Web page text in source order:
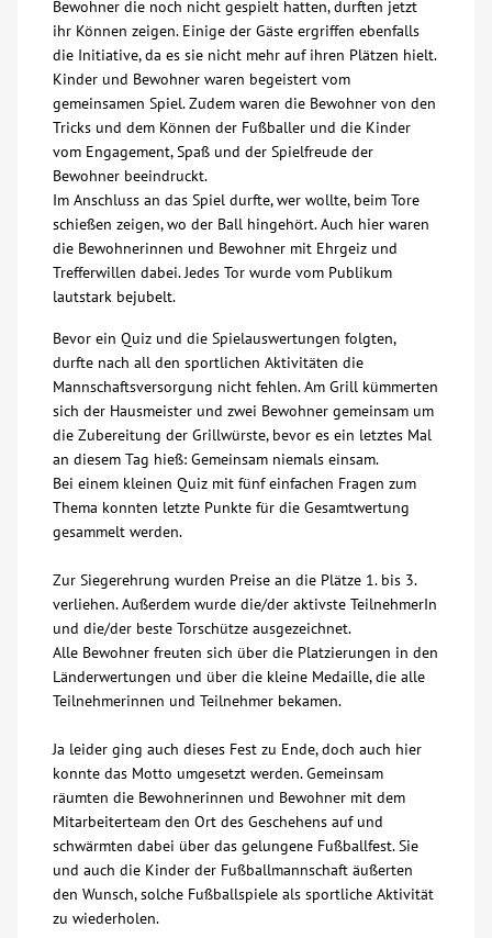
Bewohner die noch nicht gespielt hatten, durften jetzt
ihr Können zeigen. Einige der Gäste ergriffen ebenfalls
die Initiative, da es sie nicht mehr auf ihren Plätzen hielt.
Kinder und Bewohner waren begeistert vom
gemeinsamen Spiel. Zudem waren die Bewohner von den
Tricks und dem Können der Fußballer und die Kinder
vom Engagement, Spaß und der Spielfreude der
Bewohner beeindruckt.
Im Anschluss an das Spiel durfte, wer wollte, beim Tore
schießen zeigen, wo der Ball hingehört. Auch hier waren
die Bewohnerinnen und Bewohner mit Ehrgeiz und
Trefferwillen dabei. Jedes Tor wurde vom Publikum
lautstark bejubelt.
Bevor ein Quiz und die Spielauswertungen folgten,
durfte nach all den sportlichen Aktivitäten die
Mannschaftsversorgung nicht fehlen. Am Grill kümmerten
sich der Hausmeister und zwei Bewohner gemeinsam um
die Zubereitung der Grillwürste, bevor es ein letztes Mal
an diesem Tag hieß: Gemeinsam niemals einsam.
Bei einem kleinen Quiz mit fünf einfachen Fragen zum
Thema konnten letzte Punkte für die Gesamtwertung
gesammelt werden.
Zur Siegerehrung wurden Preise an die Plätze 1. bis 3.
verliehen. Außerdem wurde die/der aktivste TeilnehmerIn
und die/der beste Torschütze ausgezeichnet.
Alle Bewohner freuten sich über die Platzierungen in den
Länderwertungen und über die kleine Medaille, die alle
Teilnehmerinnen und Teilnehmer bekamen.
Ja leider ging auch dieses Fest zu Ende, doch auch hier
konnte das Motto umgesetzt werden. Gemeinsam
räumten die Bewohnerinnen und Bewohner mit dem
Mitarbeiterteam den Ort des Geschehens auf und
schwärmten dabei über das gelungene Fußballfest. Sie
und auch die Kinder der Fußballmannschaft äußerten
den Wunsch, solche Fußballspiele als sportliche Aktivität
zu wiederholen.